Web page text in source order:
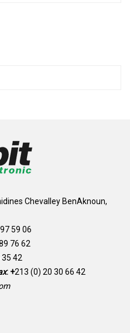
Chevalley BenAknoun,
59 06
76 62
42
: +213 (0) 20 30 66 42